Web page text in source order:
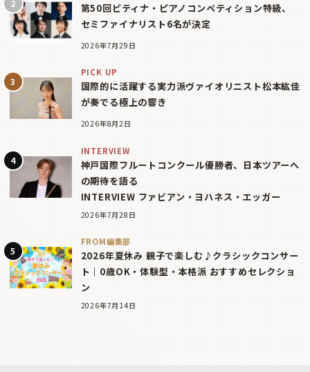
第50回ピティナ・ピアノコンペティション特級、
セミファイナリスト6名が決定
2026年7月29日
PICK UP
国際的に活躍する実力派ヴァイオリニスト松本紘佳
が奏でる極上の響き
2026年8月2日
INTERVIEW
神戸国際フルートコンクール優勝者、日本ツアーへ
の期待を語る
INTERVIEW ファビアン・ヨハネス・エッガー
2026年7月28日
FROM編集部
2026年夏休み 親子で楽しむ♪クラシックコンサー
ト｜0歳OK・体験型・本格派 おすすめセレクショ
ン
2026年7月14日